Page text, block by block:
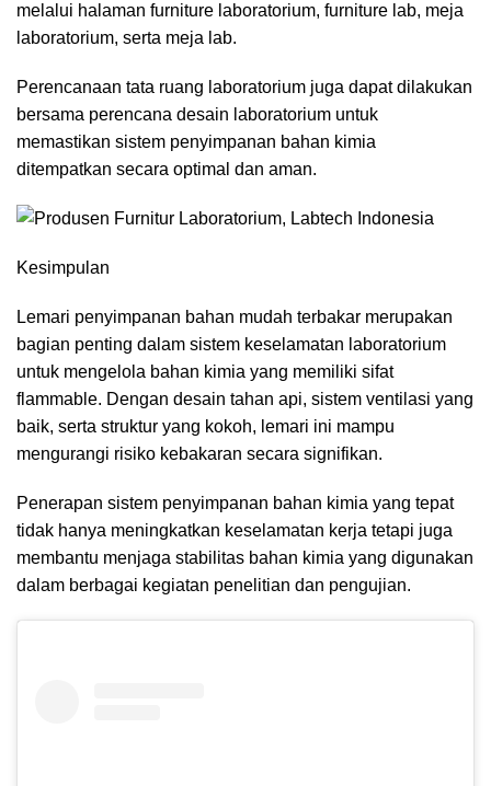
melalui halaman furniture laboratorium, furniture lab, meja
laboratorium, serta meja lab.
Perencanaan tata ruang laboratorium juga dapat dilakukan
bersama perencana desain laboratorium untuk
memastikan sistem penyimpanan bahan kimia
ditempatkan secara optimal dan aman.
Kesimpulan
Lemari penyimpanan bahan mudah terbakar merupakan
bagian penting dalam sistem keselamatan laboratorium
untuk mengelola bahan kimia yang memiliki sifat
flammable. Dengan desain tahan api, sistem ventilasi yang
baik, serta struktur yang kokoh, lemari ini mampu
mengurangi risiko kebakaran secara signifikan.
Penerapan sistem penyimpanan bahan kimia yang tepat
tidak hanya meningkatkan keselamatan kerja tetapi juga
membantu menjaga stabilitas bahan kimia yang digunakan
dalam berbagai kegiatan penelitian dan pengujian.